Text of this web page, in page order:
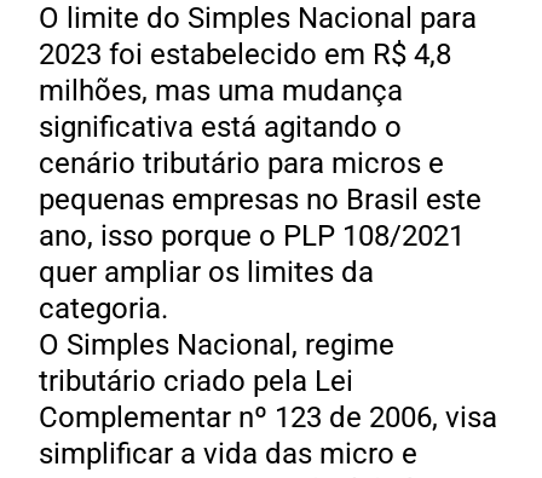
O limite do Simples Nacional para
2023 foi estabelecido em R$ 4,8
milhões, mas uma mudança
significativa está agitando o
cenário tributário para micros e
pequenas empresas no Brasil este
ano, isso porque o PLP 108/2021
quer ampliar os limites da
categoria.
O Simples Nacional, regime
tributário criado pela Lei
Complementar nº 123 de 2006, visa
simplificar a vida das micro e